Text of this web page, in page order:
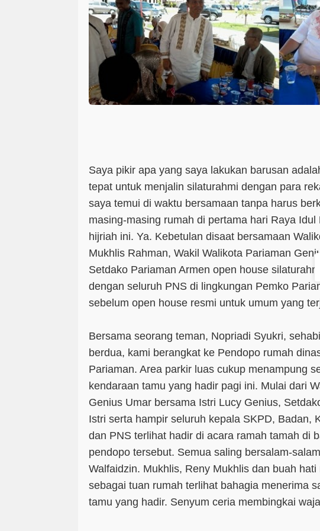
Saya pikir apa yang saya lakukan barusan
tepat untuk menjalin silaturahmi dengan para
saya temui di waktu bersamaan tanpa harus
masing-masing rumah di pertama hari Raya Idul
hijriah ini. Ya. Kebetulan disaat bersamaan
Mukhlis Rahman, Wakil Walikota Pariaman
Setdako Pariaman Armen open house
dengan seluruh PNS di lingkungan Pemko
sebelum open house resmi untuk umum yang
Bersama seorang teman, Nopriadi Syukri,
berdua, kami berangkat ke Pendopo rumah
Pariaman. Area parkir luas cukup menampung
kendaraan tamu yang hadir pagi ini. Mulai dari
Genius Umar bersama Istri Lucy Genius,
Istri serta hampir seluruh kepala SKPD, Badan,
dan PNS terlihat hadir di acara ramah tamah di
pendopo tersebut. Semua saling bersalam-
Walfaidzin. Mukhlis, Reny Mukhlis dan buah hati
sebagai tuan rumah terlihat bahagia menerima
tamu yang hadir. Senyum ceria membingkai